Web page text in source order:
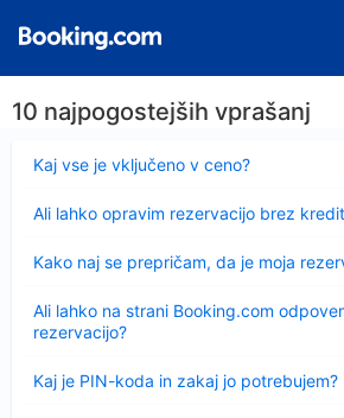
10 najpogostejših vprašanj
Kaj vse je vključeno v ceno?
Ali lahko opravim rezervacijo brez
Kako naj se prepričam, da je moja
Ali lahko na strani Booking.com
rezervacijo?
Kaj je PIN-koda in zakaj jo potrebujem?